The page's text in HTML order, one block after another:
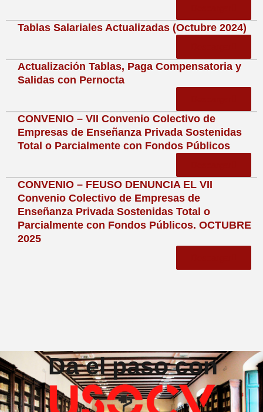
Tablas Salariales Actualizadas (Octubre 2024)
Actualización Tablas, Paga Compensatoria y
Salidas con Pernocta
CONVENIO – VII Convenio Colectivo de
Empresas de Enseñanza Privada Sostenidas
Total o Parcialmente con Fondos Públicos
CONVENIO – FEUSO DENUNCIA EL VII
Convenio Colectivo de Empresas de
Enseñanza Privada Sostenidas Total o
Parcialmente con Fondos Públicos. OCTUBRE
2025
Da el paso con